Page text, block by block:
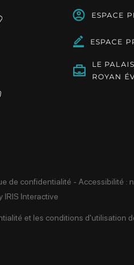
ESPACE
ESPACE
LE PALAIS
ROYAN
de confidentialité - Accessibilité :
IRIS Interactive
et les conditions d'utilisation